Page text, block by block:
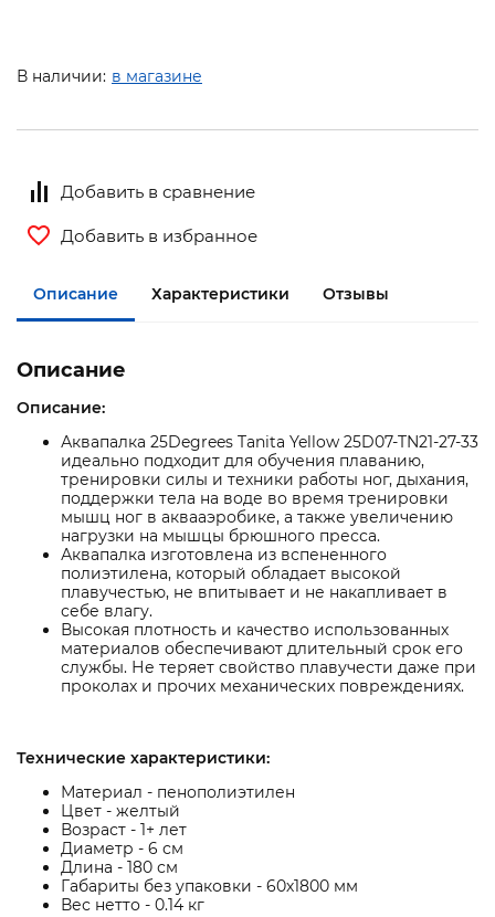
В наличии: в магазине
Добавить в сравнение
Добавить в избранное
Описание Характеристики Отзывы
Описание
Описание:
Аквапалка 25Degrees Tanita Yellow 25D07-TN21-27-33
идеально подходит для обучения плаванию,
тренировки силы и техники работы ног, дыхания,
поддержки тела на воде во время тренировки
мышц ног в аквааэробике, а также увеличению
нагрузки на мышцы брюшного пресса.
Аквапалка изготовлена из вспененного
полиэтилена, который обладает высокой
плавучестью, не впитывает и не накапливает в
себе влагу.
Высокая плотность и качество использованных
материалов обеспечивают длительный срок его
службы. Не теряет свойство плавучести даже при
проколах и прочих механических повреждениях.
Технические характеристики:
Материал - пенополиэтилен
Цвет - желтый
Возраст - 1+ лет
Диаметр - 6 см
Длина - 180 см
Габариты без упаковки - 60х1800 мм
Вес нетто - 0.14 кг